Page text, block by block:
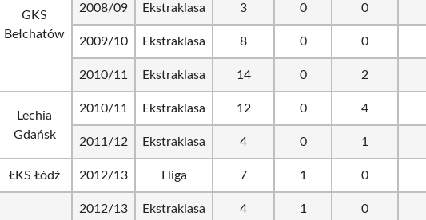
GKS
Bełchatów
2008/09 Ekstraklasa 3 0 0
2009/10 Ekstraklasa 8 0 0
2010/11 Ekstraklasa 14 0 2
Lechia
Gdańsk
2010/11 Ekstraklasa 12 0 4
2011/12 Ekstraklasa 4 0 1
ŁKS Łódź 2012/13 I liga 7 1 0
2012/13 Ekstraklasa 4 1 0